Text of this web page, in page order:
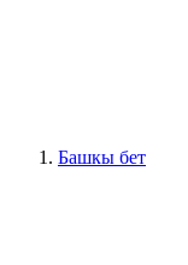
Башкы бет